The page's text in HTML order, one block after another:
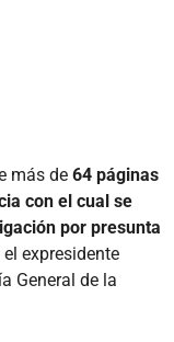
más de 64 páginas
con el cual se
por presunta
expresidente
General de la